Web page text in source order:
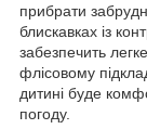
прибрати
блискавках із
забезпечить
флісовому
дитині буде
погоду.